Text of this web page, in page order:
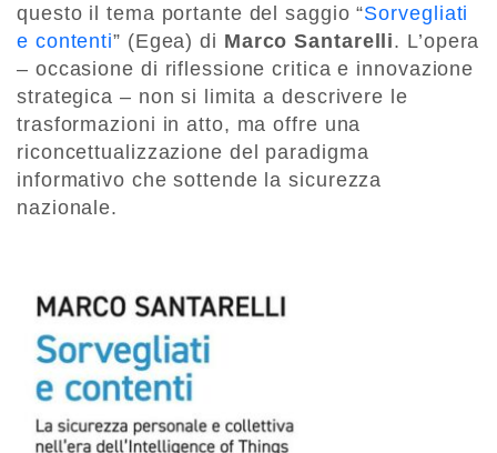
questo il tema portante del saggio “Sorvegliati
e contenti” (Egea) di Marco Santarelli. L’opera
– occasione di riflessione critica e innovazione
strategica – non si limita a descrivere le
trasformazioni in atto, ma offre una
riconcettualizzazione del paradigma
informativo che sottende la sicurezza
nazionale.